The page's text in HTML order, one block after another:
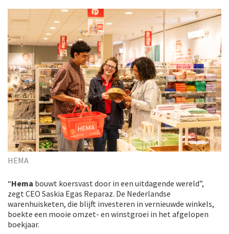
HEMA
“Hema bouwt koersvast door in een uitdagende wereld”,
zegt CEO Saskia Egas Reparaz. De Nederlandse
warenhuisketen, die blijft investeren in vernieuwde winkels,
boekte een mooie omzet- en winstgroei in het afgelopen
boekjaar.